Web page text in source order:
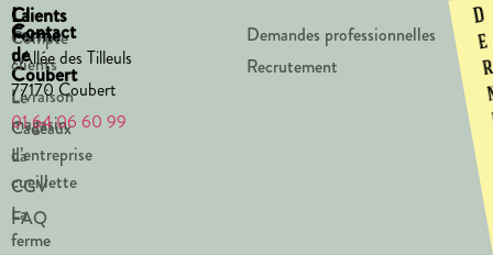
La
Ferme
de
Coubert
Le
magasin
La
cueillette
La
ferme
Clients
Compte
clients
Livraison
Cadeaux
d’entreprise
CGV
FAQ
Contact
1 Allée des Tilleuls
77170 Coubert
01 64 06 60 99
Demandes professionnelles
Recrutement
D
e